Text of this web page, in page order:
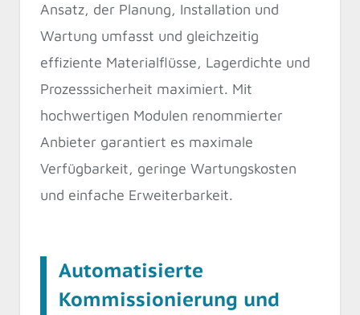
Ansatz, der Planung, Installation und
Wartung umfasst und gleichzeitig
effiziente Materialflüsse, Lagerdichte und
Prozesssicherheit maximiert. Mit
hochwertigen Modulen renommierter
Anbieter garantiert es maximale
Verfügbarkeit, geringe Wartungskosten
und einfache Erweiterbarkeit.
Automatisierte
Kommissionierung und